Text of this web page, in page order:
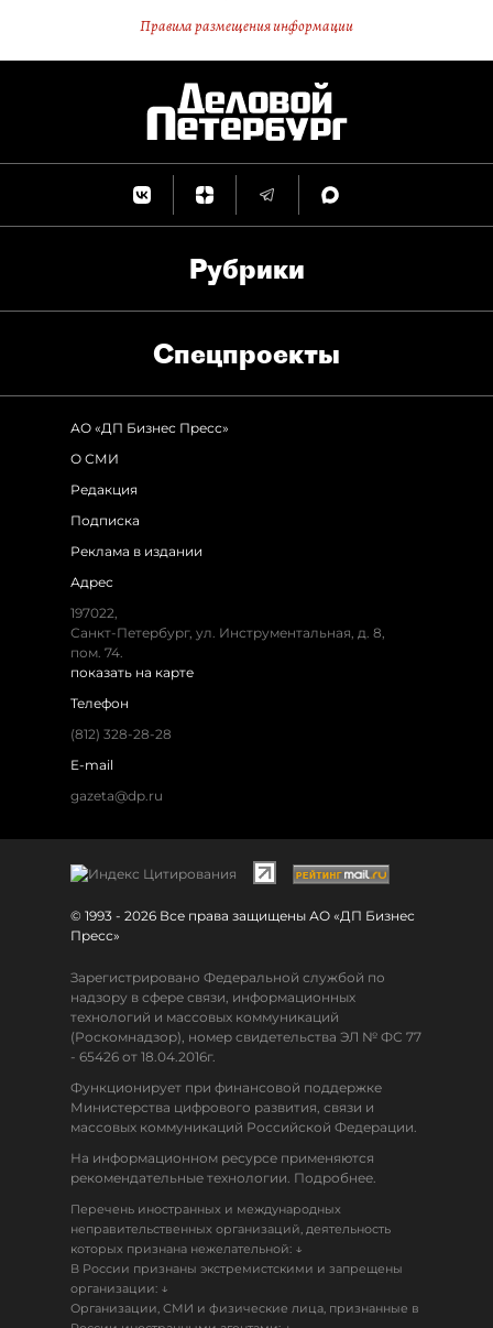
Правила размещения информации
Рубрики
Спец­проекты
АО «ДП Бизнес Пресс»
О СМИ
Редакция
Подписка
Реклама в издании
Адрес
197022,
Санкт-Петербург, ул. Инструментальная, д. 8,
пом. 74.
показать на карте
Телефон
(812) 328-28-28
E-mail
gazeta@dp.ru
© 1993 - 2026 Все права защищены АО «ДП Бизнес
Пресс»
Зарегистрировано Федеральной службой по
надзору в сфере связи, информационных
технологий и массовых коммуникаций
(Роскомнадзор), номер свидетельства ЭЛ № ФС 77
- 65426 от 18.04.2016г.
Функционирует при финансовой поддержке
Министерства цифрового развития, связи и
массовых коммуникаций Российской Федерации.
На информационном ресурсе применяются
рекомендательные технологии. Подробнее.
Перечень иностранных и международных
неправительственных организаций, деятельность
которых признана нежелательной: ↓
В России признаны экстремистскими и запрещены
организации: ↓
Организации, СМИ и физические лица, признанные в